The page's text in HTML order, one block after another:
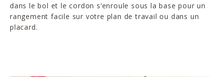
dans le bol et le cordon s’enroule sous la base pour un
rangement facile sur votre plan de travail ou dans un
placard.